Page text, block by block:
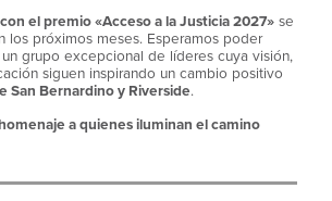
el premio «Acceso a la Justicia 2027» se
los próximos meses. Esperamos poder
grupo excepcional de líderes cuya visión,
siguen inspirando un cambio positivo
San Bernardino y Riverside.
a quienes iluminan el camino